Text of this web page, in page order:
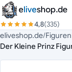
Zum Inhalt springen
eliveshop.de
4,8(335)
eliveshop.de/
Der Kleine Prinz